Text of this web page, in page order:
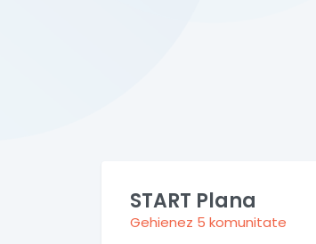
START Plana
Gehienez 5 komunitate